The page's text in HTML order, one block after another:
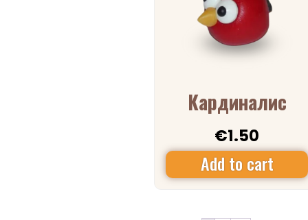
Кардиналис
€1.50
Add to cart